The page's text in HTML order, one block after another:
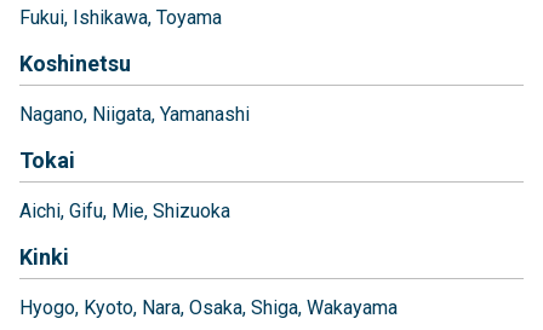
Fukui Ishikawa Toyama
Koshinetsu
Nagano Niigata Yamanashi
Tokai
Aichi Gifu Mie Shizuoka
Kinki
Hyogo Kyoto Nara Osaka Shiga Wakayama